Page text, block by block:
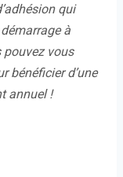
e
)
qui
à
pouvez vous
bénéficier d’une
annuel !